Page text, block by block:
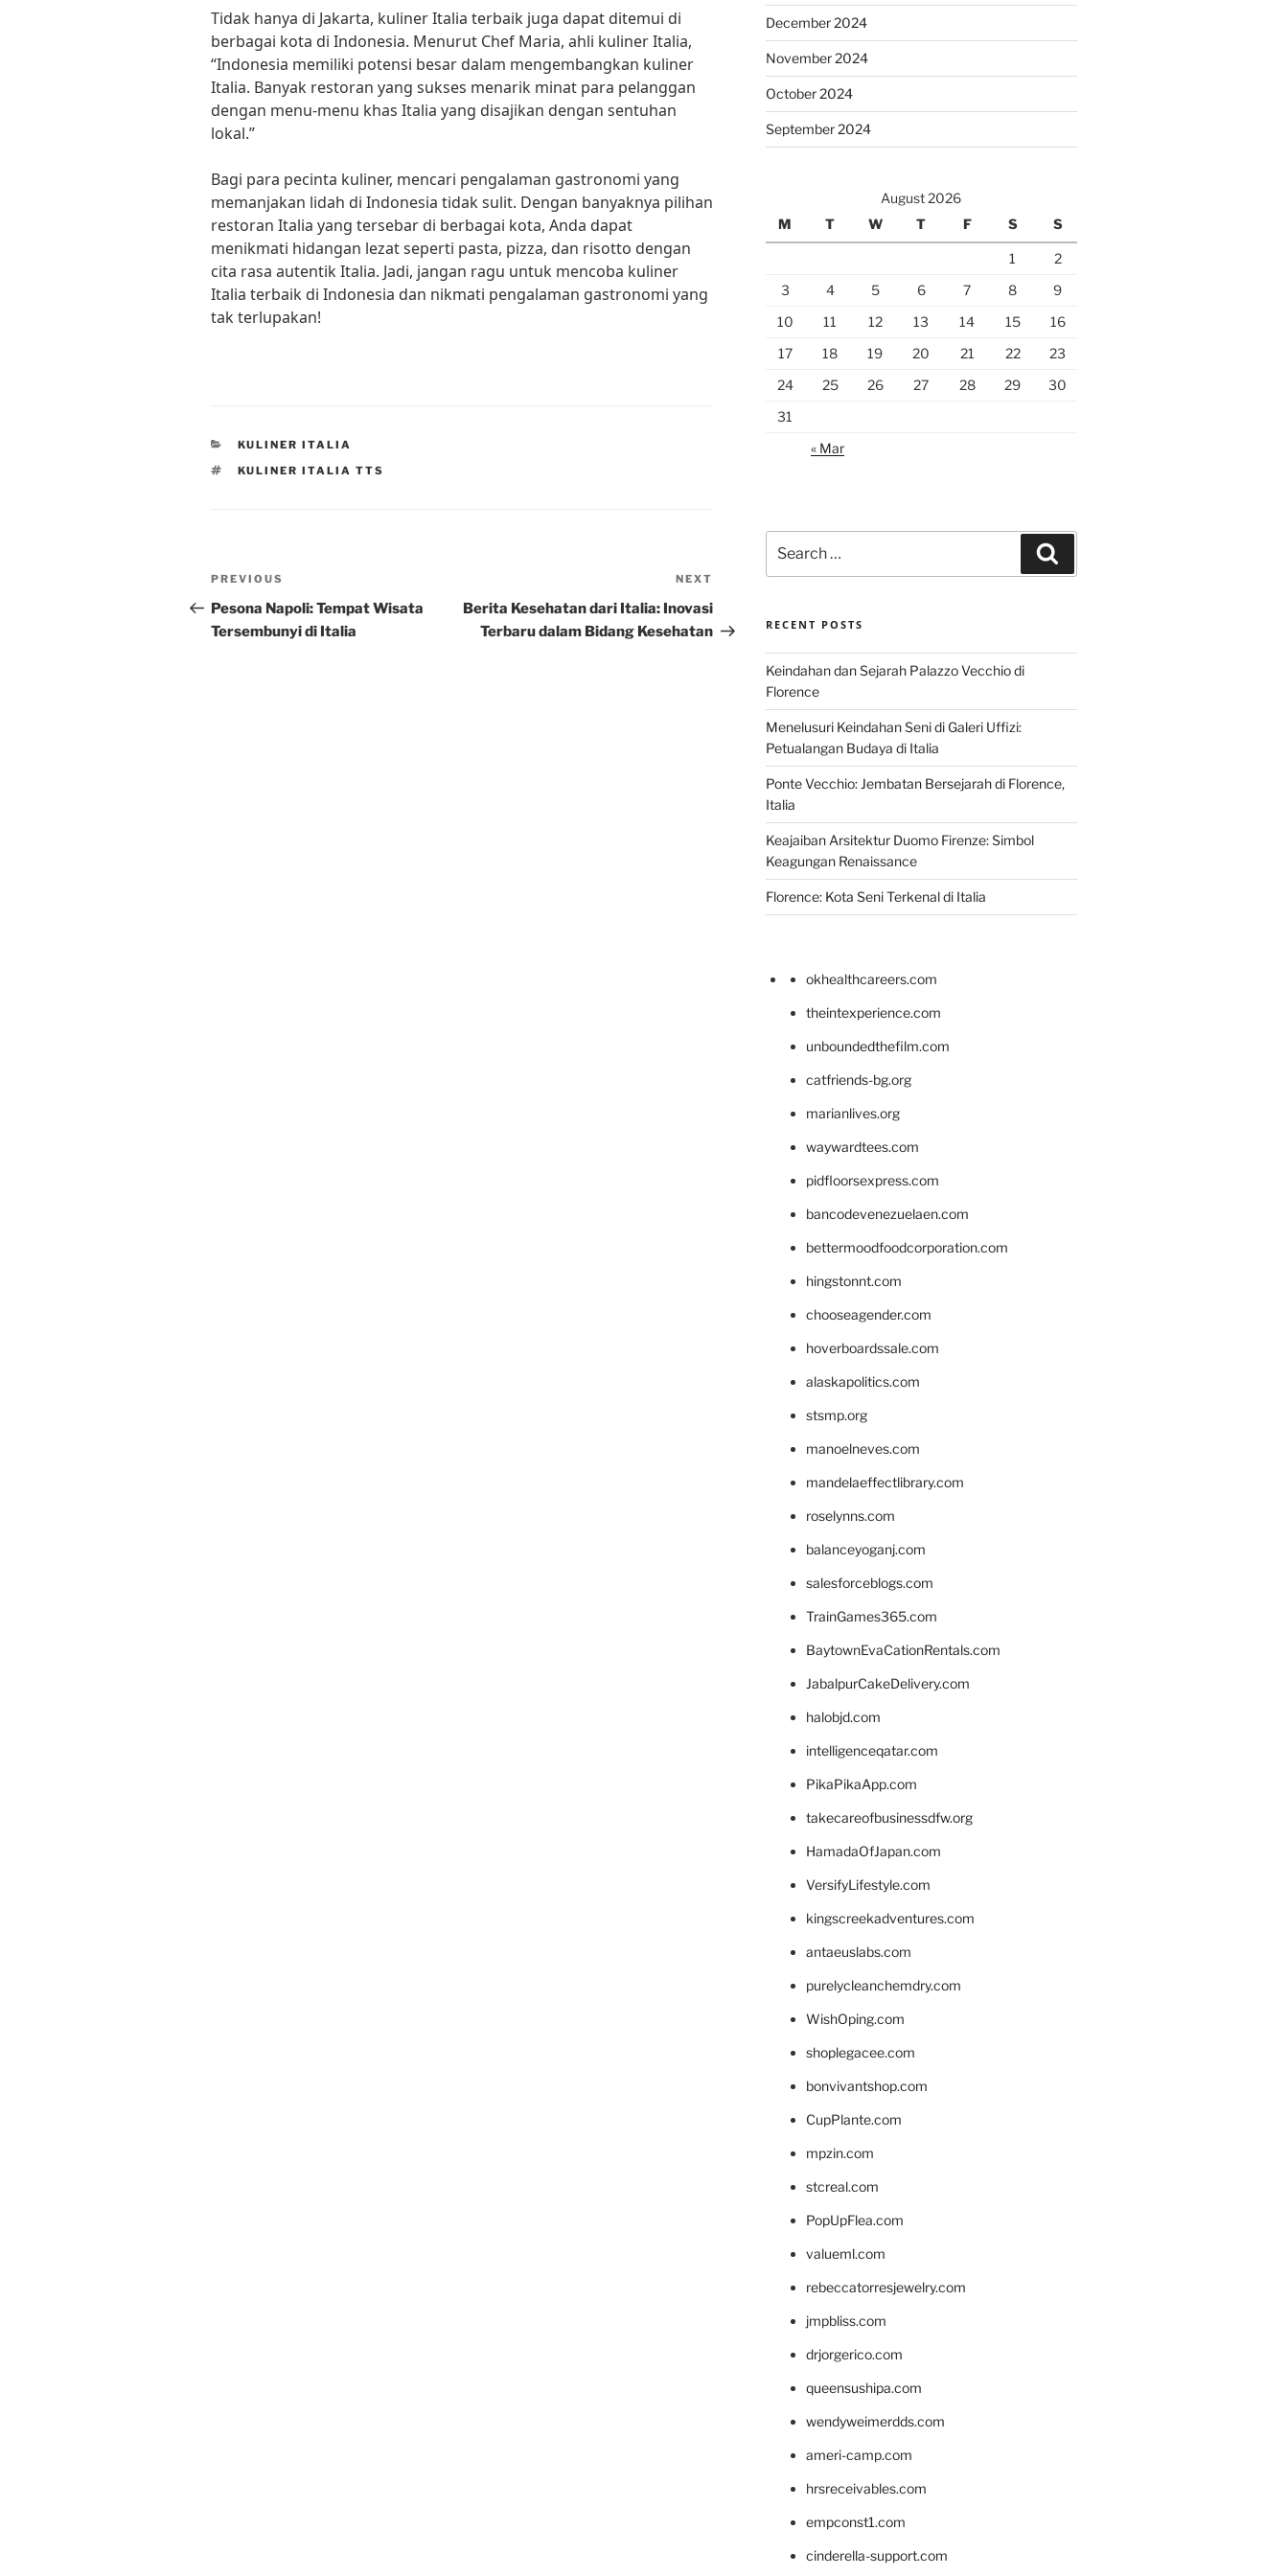
Tidak hanya di Jakarta, kuliner Italia terbaik juga dapat ditemui di
berbagai kota di Indonesia. Menurut Chef Maria, ahli kuliner Italia,
“Indonesia memiliki potensi besar dalam mengembangkan kuliner
Italia. Banyak restoran yang sukses menarik minat para pelanggan
dengan menu-menu khas Italia yang disajikan dengan sentuhan
lokal.”
Bagi para pecinta kuliner, mencari pengalaman gastronomi yang
memanjakan lidah di Indonesia tidak sulit. Dengan banyaknya pilihan
restoran Italia yang tersebar di berbagai kota, Anda dapat
menikmati hidangan lezat seperti pasta, pizza, dan risotto dengan
cita rasa autentik Italia. Jadi, jangan ragu untuk mencoba kuliner
Italia terbaik di Indonesia dan nikmati pengalaman gastronomi yang
tak terlupakan!
CATEGORIES
KULINER ITALIA
TAGS
KULINER ITALIA TTS
Post
navigation
Previous
Post
PREVIOUS
Pesona Napoli: Tempat Wisata
Tersembunyi di Italia
Post
NEXT
Berita Kesehatan dari Italia: Inovasi
Terbaru dalam Bidang Kesehatan
December 2024
November 2024
October 2024
September 2024
August 2026
M
T W T F S S
1
2
3
4 5 6 7 8
9
10
11 12 13 14 15
16
17
18 19 20 21 22
23
24
25 26 27 28 29
30
31
« Mar
for:
RECENT POSTS
Keindahan dan Sejarah Palazzo Vecchio di
Florence
Menelusuri Keindahan Seni di Galeri Uffizi:
Petualangan Budaya di Italia
Ponte Vecchio: Jembatan Bersejarah di Florence,
Italia
Keajaiban Arsitektur Duomo Firenze: Simbol
Keagungan Renaissance
Florence: Kota Seni Terkenal di Italia
okhealthcareers.com
theintexperience.com
unboundedthefilm.com
catfriends-bg.org
marianlives.org
waywardtees.com
pidfloorsexpress.com
bancodevenezuelaen.com
bettermoodfoodcorporation.com
hingstonnt.com
chooseagender.com
hoverboardssale.com
alaskapolitics.com
stsmp.org
manoelneves.com
mandelaeffectlibrary.com
roselynns.com
balanceyoganj.com
salesforceblogs.com
TrainGames365.com
BaytownEvaCationRentals.com
JabalpurCakeDelivery.com
halobjd.com
intelligenceqatar.com
PikaPikaApp.com
takecareofbusinessdfw.org
HamadaOfJapan.com
VersifyLifestyle.com
kingscreekadventures.com
antaeuslabs.com
purelycleanchemdry.com
WishOping.com
shoplegacee.com
bonvivantshop.com
CupPlante.com
mpzin.com
stcreal.com
PopUpFlea.com
valueml.com
rebeccatorresjewelry.com
jmpbliss.com
drjorgerico.com
queensushipa.com
wendyweimerdds.com
ameri-camp.com
hrsreceivables.com
empconst1.com
cinderella-support.com